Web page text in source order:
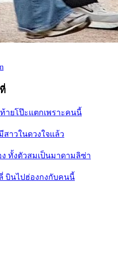
ายโป๊ะแตกเพราะคนนี้
าวในดวงใจแล้ว
ทั้งตัวสมเป็นมาดามลิซ่า
บินไปฮ่องกงกับคนนี้